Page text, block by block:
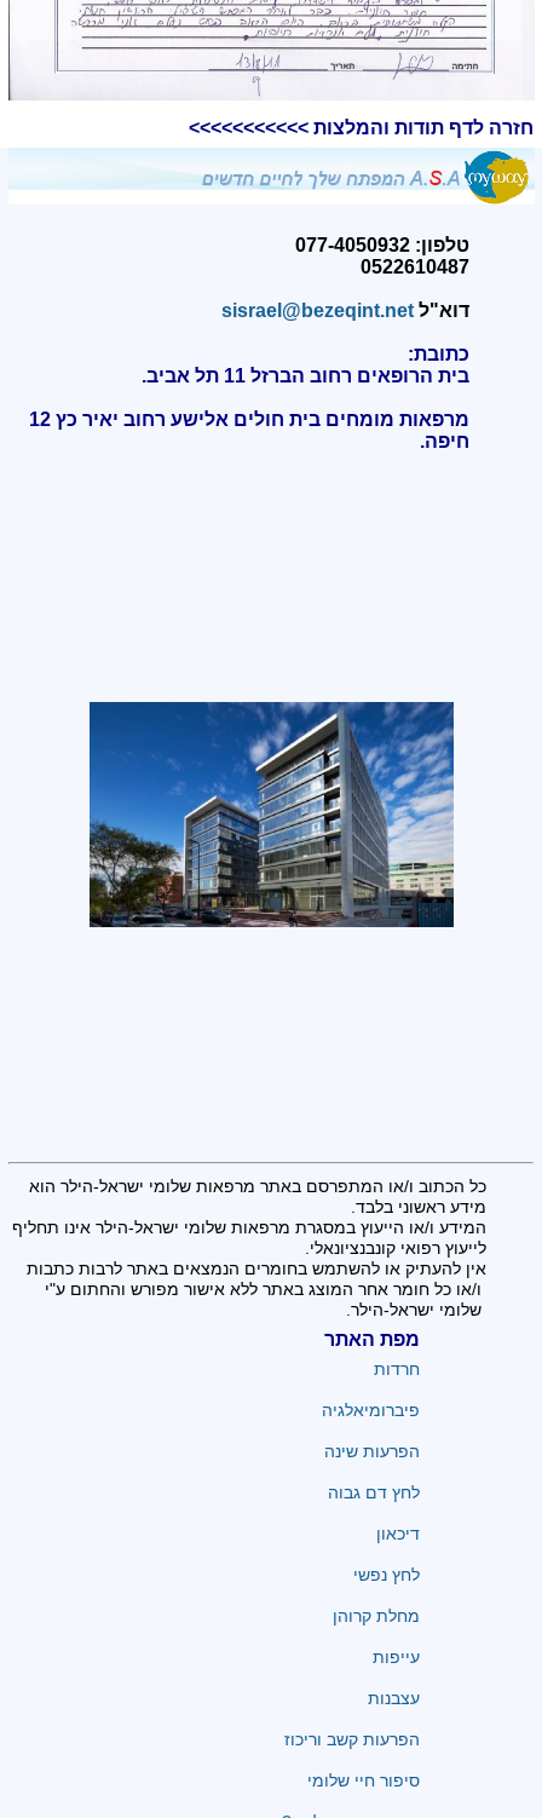
חזרה לדף תודות והמלצות >>>>>>>>>>>
טלפון: 077-4050932
0522610487
דוא"לsisrael@bezeqint.net
כתובת:
בית הרופאים רחוב הברזל 11 תל אביב.
מרפאות מומחים בית חולים אלישע רחוב יאיר כץ 12
חיפה.
כל הכתוב ו/או המתפרסם באתר מרפאות שלומי ישראל-הילר הוא
מידע ראשוני בלבד.
המידע ו/או הייעוץ במסגרת מרפאות שלומי ישראל-הילר אינו תחליף
לייעוץ רפואי קונבנציונאלי.
אין להעתיק או להשתמש בחומרים הנמצאים באתר לרבות כתבות
ו/או כל חומר אחר המוצג באתר ללא אישור מפורש והחתום ע"י
שלומי ישראל-הילר.
מפת האתר
חרדות
פיברומיאלגיה
הפרעות שינה
לחץ דם גבוה
דיכאון
לחץ נפשי
מחלת קרוהן
עייפות
עצבנות
הפרעות קשב וריכוז
סיפור חיי שלומי